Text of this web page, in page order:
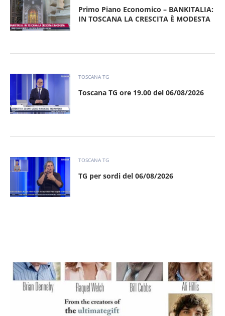
Primo Piano Economico – BANKITALIA:
IN TOSCANA LA CRESCITA È MODESTA
TOSCANA TG
Toscana TG ore 19.00 del 06/08/2026
TOSCANA TG
TG per sordi del 06/08/2026